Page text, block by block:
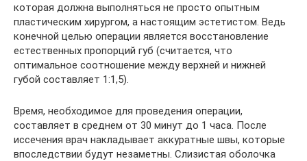
которая должна выполняться не просто опытным
пластическим хирургом, а настоящим эстетистом. Ведь
конечной целью операции является восстановление
естественных пропорций губ (считается, что
оптимальное соотношение между верхней и нижней
губой составляет 1:1,5).
Время, необходимое для проведения операции,
составляет в среднем от 30 минут до 1 часа. После
иссечения врач накладывает аккуратные швы, которые
впоследствии будут незаметны. Слизистая оболочка